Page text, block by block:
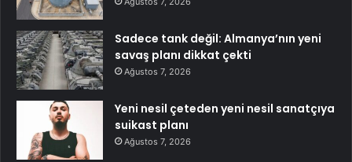
Sadece tank değil: Almanya’nın yeni
savaş planı dikkat çekti
Ağustos 7, 2026
Yeni nesil çeteden yeni nesil sanatçıya
suikast planı
Ağustos 7, 2026